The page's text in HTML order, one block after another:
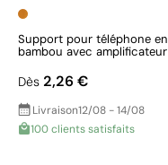
Support pour téléphone en
bambou avec amplificateur
Dès 2,26 €
Livraison12/08 - 14/08
100 clients satisfaits